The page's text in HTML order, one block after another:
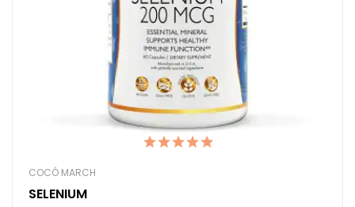
COCÓ MARCH
SELENIUM